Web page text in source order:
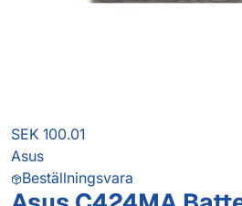
SEK 100.01
Asus
Beställningsvara